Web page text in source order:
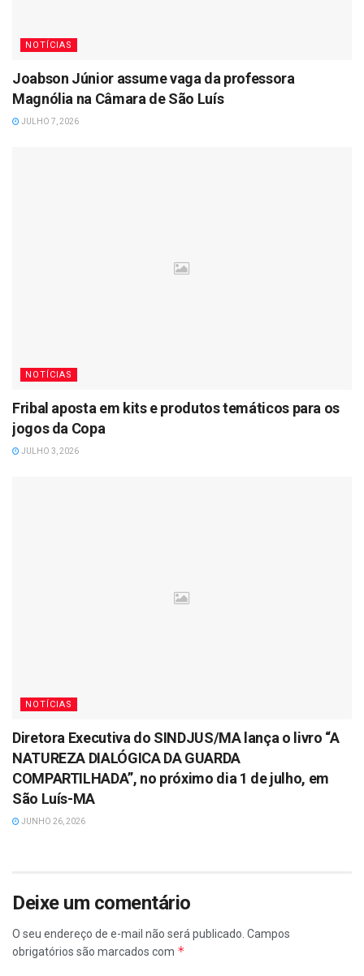
NOTÍCIAS
Joabson Júnior assume vaga da professora
Magnólia na Câmara de São Luís
JULHO 7, 2026
NOTÍCIAS
Fribal aposta em kits e produtos temáticos para os
jogos da Copa
JULHO 3, 2026
NOTÍCIAS
Diretora Executiva do SINDJUS/MA lança o livro “A
NATUREZA DIALÓGICA DA GUARDA
COMPARTILHADA”, no próximo dia 1 de julho, em
São Luís-MA
JUNHO 26, 2026
Deixe um comentário
O seu endereço de e-mail não será publicado. Campos
obrigatórios são marcados com *